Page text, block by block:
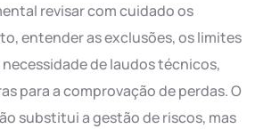
revisar com cuidado os
entender as exclusões, os limites
de laudos técnicos,
para a comprovação de perdas. O
substitui a gestão de riscos, mas